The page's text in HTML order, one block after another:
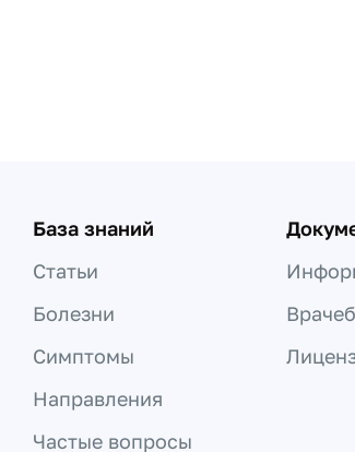
База знаний
Статьи
Болезни
Симптомы
Направления
Частые вопросы